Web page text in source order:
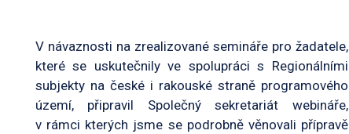
V návaznosti na zrealizované semináře pro žadatele,
které se uskutečnily ve spolupráci s Regionálními
subjekty na české i rakouské straně programového
území, připravil Společný sekretariát webináře,
v rámci kterých jsme se podrobně věnovali přípravě